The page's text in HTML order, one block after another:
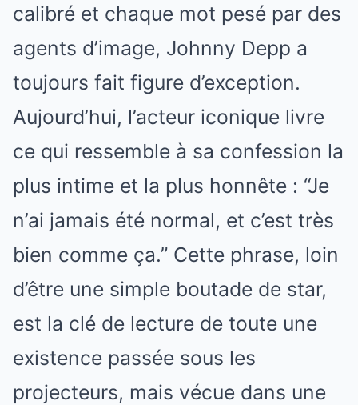
calibré et chaque mot pesé par des
agents d’image, Johnny Depp a
toujours fait figure d’exception.
Aujourd’hui, l’acteur iconique livre
ce qui ressemble à sa confession la
plus intime et la plus honnête : “Je
n’ai jamais été normal, et c’est très
bien comme ça.” Cette phrase, loin
d’être une simple boutade de star,
est la clé de lecture de toute une
existence passée sous les
projecteurs, mais vécue dans une